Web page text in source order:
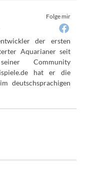
Folge mir
der ersten
Aquarianer seit
Community
hat er die
deutschsprachigen